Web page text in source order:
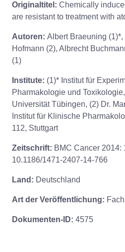
Originaltitel: Chemically
are resistant to treatment with
Autoren: Albert Braeuning
Hofmann (2), Albrecht
(1)
Institute: (1)* Institut für
Pharmakologie und
Universität Tübingen, (2) Dr.
Institut für Klinische
112, Stuttgart
Zeitschrift: BMC Cancer 2014:
10.1186/1471-2407-14-766
Land: Deutschland
Art der Veröffentlichung:
Dokumenten-ID: 4575